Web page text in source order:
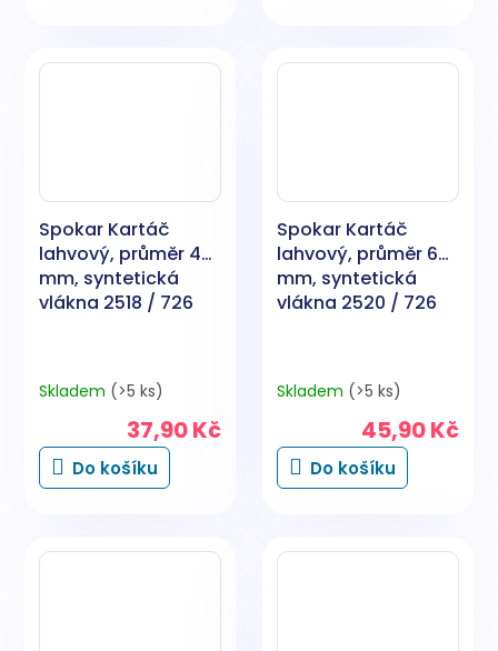
Spokar Kartáč
lahvový, průměr 40
mm, syntetická
vlákna 2518 / 726
Skladem (>5 ks)
37,90 Kč
Do košíku
Spokar Kartáč
lahvový, průměr 60
mm, syntetická
vlákna 2520 / 726
Skladem (>5 ks)
45,90 Kč
Do košíku